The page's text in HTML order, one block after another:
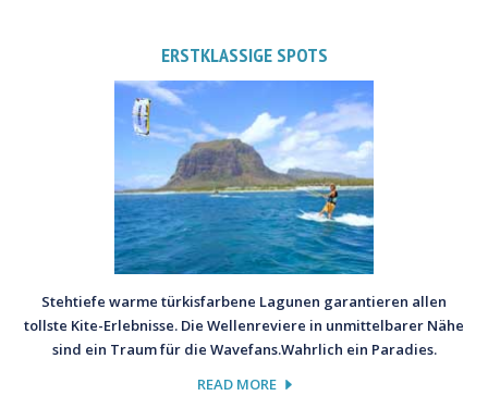
ERSTKLASSIGE SPOTS
Stehtiefe warme türkisfarbene Lagunen garantieren allen
tollste Kite-Erlebnisse. Die Wellenreviere in unmittelbarer Nähe
sind ein Traum für die Wavefans.Wahrlich ein Paradies.
READ MORE